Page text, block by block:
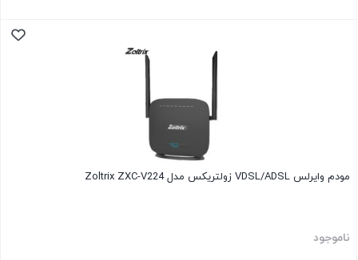
مودم وایرلس VDSL/ADSL زولتریکس مدل Zoltrix ZXC-V224
ناموجود